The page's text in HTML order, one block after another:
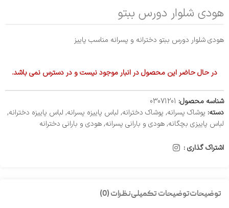
هودی شلوار دورس ببتو
هودی شلوار دورس ببتو دخترانه و پسرانه مناسب پاییز
در حال حاضر این محصول در انبار موجود نیست و در دسترس نمی باشد.
شناسه محصول: 03071201
دسته: پوشاک پسرانه, پوشاک دخترانه, لباس پاییزه پسرانه, لباس پاییزه دخترانه,
لباس پاییزی بچگانه,هودی و بارانی پسرانه,هودی و بارانی دخترانه
اشتراک گذاری :
توضیحاتتوضیحات تکمیلینظرات (0)